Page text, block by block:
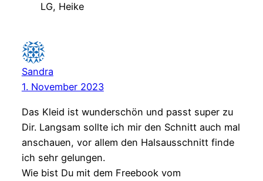
LG, Heike
Sandra
1. November 2023
Das Kleid ist wunderschön und passt super zu
Dir. Langsam sollte ich mir den Schnitt auch mal
anschauen, vor allem den Halsausschnitt finde
ich sehr gelungen.
Wie bist Du mit dem Freebook vom